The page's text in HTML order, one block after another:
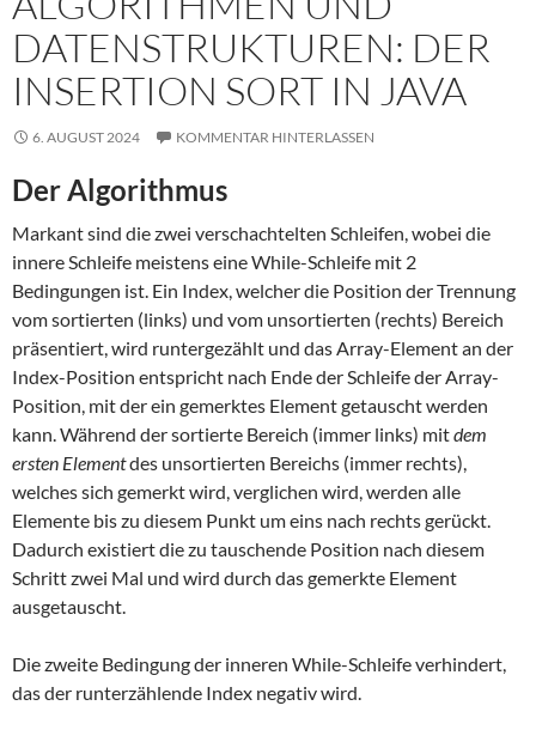
DATENSTRUKTUREN: DER
INSERTION SORT IN JAVA
6. AUGUST 2024 KOMMENTAR HINTERLASSEN
Der Algorithmus
Markant sind die zwei verschachtelten Schleifen, wobei die
innere Schleife meistens eine While-Schleife mit 2
Bedingungen ist. Ein Index, welcher die Position der Trennung
vom sortierten (links) und vom unsortierten (rechts) Bereich
präsentiert, wird runtergezählt und das Array-Element an der
Index-Position entspricht nach Ende der Schleife der Array-
Position, mit der ein gemerktes Element getauscht werden
kann. Während der sortierte Bereich (immer links) mitdem
ersten Elementdes unsortierten Bereichs (immer rechts),
welches sich gemerkt wird, verglichen wird, werden alle
Elemente bis zu diesem Punkt um eins nach rechts gerückt.
Dadurch existiert die zu tauschende Position nach diesem
Schritt zwei Mal und wird durch das gemerkte Element
ausgetauscht.
Die zweite Bedingung der inneren While-Schleife verhindert,
das der runterzählende Index negativ wird.